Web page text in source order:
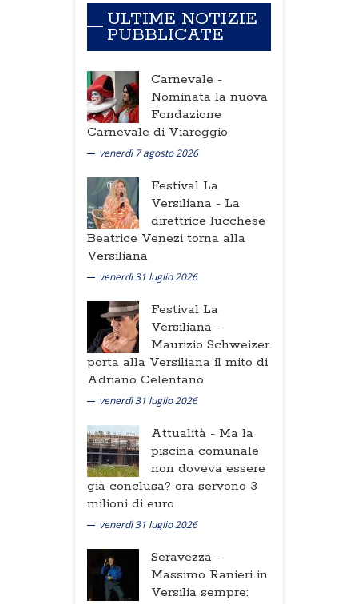
ULTIME NOTIZIE
PUBBLICATE
Carnevale -
Nominata la nuova
Fondazione
Carnevale di Viareggio
venerdì 7 agosto 2026
Festival La
Versiliana - La
direttrice lucchese
Beatrice Venezi torna alla
Versiliana
venerdì 31 luglio 2026
Festival La
Versiliana -
Maurizio Schweizer
porta alla Versiliana il mito di
Adriano Celentano
venerdì 31 luglio 2026
Attualità - Ma la
piscina comunale
non doveva essere
già conclusa? ora servono 3
milioni di euro
venerdì 31 luglio 2026
Seravezza -
Massimo Ranieri in
Versilia sempre: